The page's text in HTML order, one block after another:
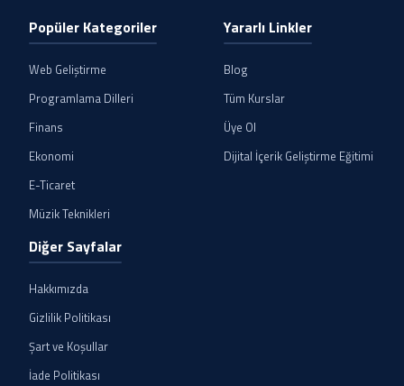
Popüler Kategoriler
Web Geliştirme
Programlama Dilleri
Finans
Ekonomi
E-Ticaret
Müzik Teknikleri
Yararlı Linkler
Blog
Tüm Kurslar
Üye Ol
Dijital İçerik Geliştirme Eğitimi
Diğer Sayfalar
Hakkımızda
Gizlilik Politikası
Şart ve Koşullar
İade Politikası